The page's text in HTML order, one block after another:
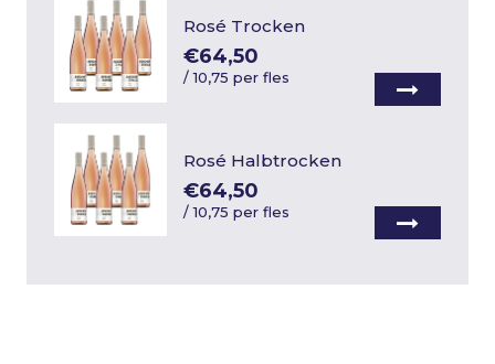
Rosé Trocken
€64,50
/10,75 per fles
Rosé Halbtrocken
€64,50
/10,75 per fles